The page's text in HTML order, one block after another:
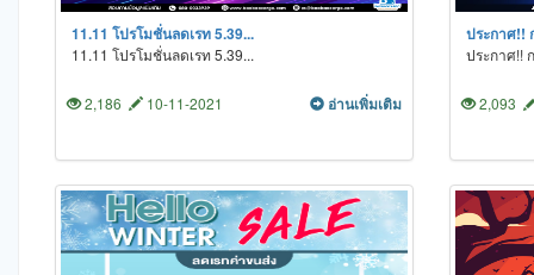
11.11 โปรโมชั่นลดเรท 5.39...
11.11 โปรโมชั่นลดเรท 5.39...
2,186 10-11-2021 อ่านเพิ่มเติม
ประกาศ!!
ประกาศ!!
2,093